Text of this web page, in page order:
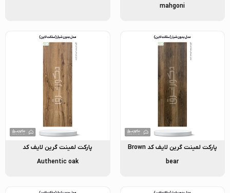
mahgoni
پارکت لمینت گرین لایف کد Brown
bear
پارکت لمینت گرین لایف کد
Authentic oak